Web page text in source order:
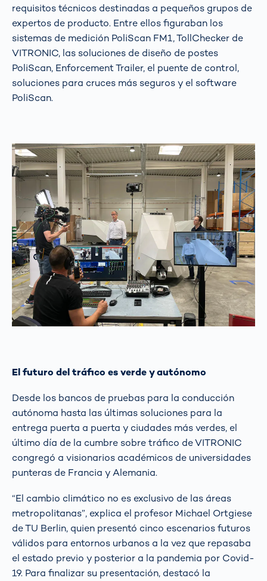
requisitos técnicos destinadas a pequeños grupos de
expertos de producto. Entre ellos figuraban los
sistemas de medición PoliScan FM1, TollChecker de
VITRONIC, las soluciones de diseño de postes
PoliScan, Enforcement Trailer, el puente de control,
soluciones para cruces más seguros y el software
PoliScan.
El futuro del tráfico es verde y autónomo
Desde los bancos de pruebas para la conducción
autónoma hasta las últimas soluciones para la
entrega puerta a puerta y ciudades más verdes, el
último día de la cumbre sobre tráfico de VITRONIC
congregó a visionarios académicos de universidades
punteras de Francia y Alemania.
“El cambio climático no es exclusivo de las áreas
metropolitanas”, explica el profesor Michael Ortgiese
de TU Berlin, quien presentó cinco escenarios futuros
válidos para entornos urbanos a la vez que repasaba
el estado previo y posterior a la pandemia por Covid-
19. Para finalizar su presentación, destacó la